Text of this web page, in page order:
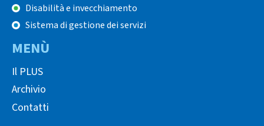
Disabilità e invecchiamento
Sistema di gestione dei servizi
MENÙ
Il PLUS
Archivio
Contatti